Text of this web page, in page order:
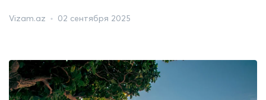
Vizam.az 02 сентября 2025